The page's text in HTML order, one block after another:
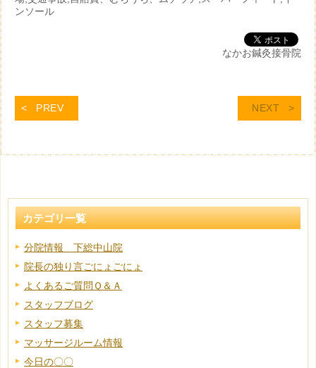
ンソール
なかお鍼灸接骨院
PREV NEXT
カテゴリ一覧
分院情報 下総中山院
院長の独り言ごにょごにょ
よくあるご質問Ｑ＆Ａ
スタッフブログ
スタッフ募集
マッサージルーム情報
今日の〇〇